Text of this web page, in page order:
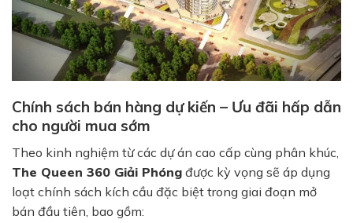
Chính sách bán hàng dự kiến – Ưu đãi hấp dẫn
cho người mua sớm
Theo kinh nghiệm từ các dự án cao cấp cùng phân khúc,
The Queen 360 Giải Phóng được kỳ vọng sẽ áp dụng
loạt chính sách kích cầu đặc biệt trong giai đoạn mở
bán đầu tiên, bao gồm: